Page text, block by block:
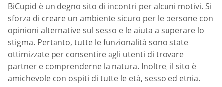
BiCupid è un degno sito di incontri per alcuni motivi. Si
sforza di creare un ambiente sicuro per le persone con
opinioni alternative sul sesso e le aiuta a superare lo
stigma. Pertanto, tutte le funzionalità sono state
ottimizzate per consentire agli utenti di trovare
partner e comprenderne la natura. Inoltre, il sito è
amichevole con ospiti di tutte le età, sesso ed etnia.